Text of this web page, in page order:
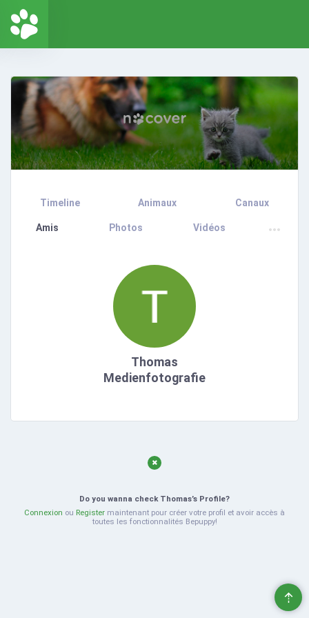
Timeline Animaux Canaux
Amis Photos Vidéos
Thomas
Medienfotografie
Do you wanna check Thomas’s Profile?
Connexion ou Register maintenant pour créer votre profil et avoir accès à
toutes les fonctionnalités Bepuppy!